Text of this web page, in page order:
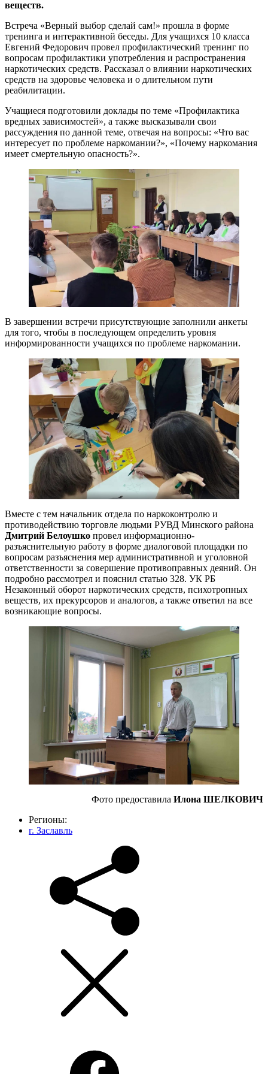
веществ.
Встреча «Верный выбор сделай сам!» прошла в форме
тренинга и интерактивной беседы. Для учащихся 10 класса
Евгений Федорович провел профилактический тренинг по
вопросам профилактики употребления и распространения
наркотических средств. Рассказал о влиянии наркотических
средств на здоровье человека и о длительном пути
реабилитации.
Учащиеся подготовили доклады по теме «Профилактика
вредных зависимостей», а также высказывали свои
рассуждения по данной теме, отвечая на вопросы: «Что вас
интересует по проблеме наркомании?», «Почему наркомания
имеет смертельную опасность?».
В завершении встречи присутствующие заполнили анкеты
для того, чтобы в последующем определить уровня
информированности учащихся по проблеме наркомании.
Вместе с тем начальник отдела по наркоконтролю и
противодействию торговле людьми РУВД Минского района
Дмитрий Белоушко провел информационно-
разъяснительную работу в форме диалоговой площадки по
вопросам разъяснения мер административной и уголовной
ответственности за совершение противоправных деяний. Он
подробно рассмотрел и пояснил статью 328. УК РБ
Незаконный оборот наркотических средств, психотропных
веществ, их прекурсоров и аналогов, а также ответил на все
возникающие вопросы.
Фото предоставила Илона ШЕЛКОВИЧ
Регионы:
г. Заславль